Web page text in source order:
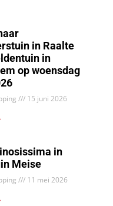
in Raalte
in
op woensdag
15 juni 2026
in
Meise
11 mei 2026